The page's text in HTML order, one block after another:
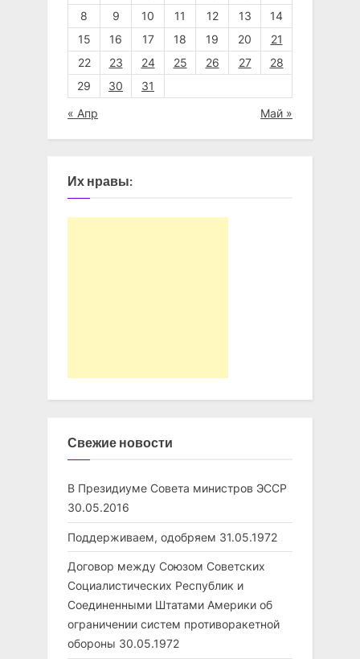
8
9 10 11 12 13
14
15
16 17 18 19 20
21
22
23 24 25 26 27
28
29
30 31
« Апр Май »
Их нравы:
Свежие новости
В Президиуме Совета министров ЭССР
30.05.2016
Поддерживаем, одобряем 31.05.1972
Договор между Союзом Советских
Социалистических Республик и
Соединенными Штатами Америки об
ограничении систем противоракетной
обороны 30.05.1972